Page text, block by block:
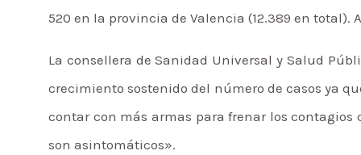
520 en la provincia de Valencia (12.389 en total).
La consellera de Sanidad Universal y Salud
crecimiento sostenido del número de casos ya
contar con más armas para frenar los contagios
son asintomáticos».